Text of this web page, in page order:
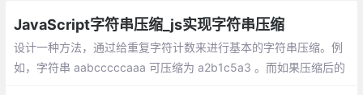
JavaScript字符串压缩_js实现字符串压缩
设计一种方法，通过给重复字符计数来进行基本的字符串压缩。例
如，字符串 aabcccccaaa 可压缩为 a2b1c5a3 。而如果压缩后的